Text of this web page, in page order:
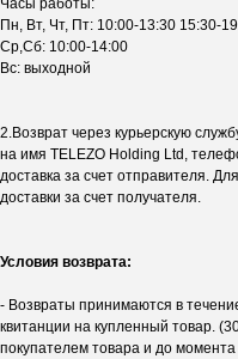
Часы работы:
Пн, Вт, Чт, Пт: 10:00-13:30 15:30-
Ср,Сб: 10:00-14:00
Вс: выходной
2.Возврат через курьерскую
на имя TELEZO Holding Ltd,
доставка за счет отправителя.
доставки за счет получателя.
Условия возврата:
- Возвраты принимаются в
квитанции на купленный товар.
покупателем товара и до